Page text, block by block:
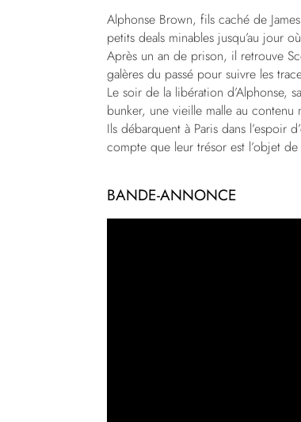
Alphonse Brown, fils caché de
petits deals minables jusqu’au jour
Après un an de prison, il retrouve
galères du passé pour suivre les
Le soir de la libération d’Alphonse,
bunker, une vieille malle au contenu
Ils débarquent à Paris dans l’espoir
compte que leur trésor est l’objet
BANDE-ANNONCE